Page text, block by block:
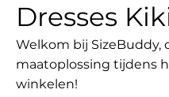
Dresses
Welkom bij SizeBuddy,
maatoplossing tijdens
winkelen!